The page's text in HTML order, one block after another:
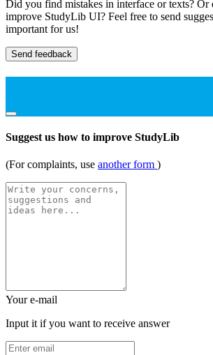
Did you find mistakes in interface or texts?
improve StudyLib UI? Feel free to send
important for us!
Send feedback
Suggest us how to improve StudyLib
(For complaints, use another form )
Your e-mail
Input it if you want to receive answer